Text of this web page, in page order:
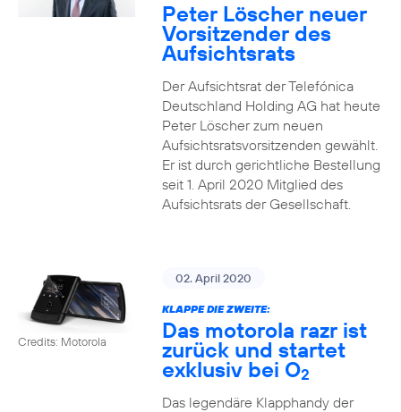
Peter Löscher neuer
Vorsitzender des
Aufsichtsrats
Der Aufsichtsrat der Telefónica
Deutschland Holding AG hat heute
Peter Löscher zum neuen
Aufsichtsratsvorsitzenden gewählt.
Er ist durch gerichtliche Bestellung
seit 1. April 2020 Mitglied des
Aufsichtsrats der Gesellschaft.
Credits: Motorola
02. April 2020
KLAPPE DIE ZWEITE:
Das motorola razr ist
zurück und startet
exklusiv bei O2
Das legendäre Klapphandy der